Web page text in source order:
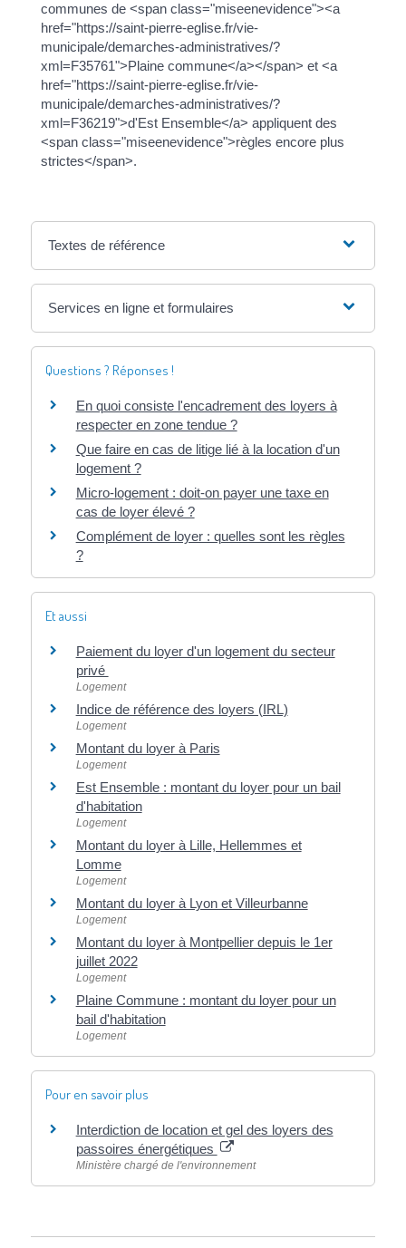
communes de <span class="miseenevidence"><a
href="https://saint-pierre-eglise.fr/vie-
municipale/demarches-administratives/?
xml=F35761">Plaine commune</a></span> et <a
href="https://saint-pierre-eglise.fr/vie-
municipale/demarches-administratives/?
xml=F36219">d'Est Ensemble</a> appliquent des
<span class="miseenevidence">règles encore plus
strictes</span>.
Textes de référence
Services en ligne et formulaires
Questions ? Réponses !
En quoi consiste l'encadrement des loyers à
respecter en zone tendue ?
Que faire en cas de litige lié à la location d'un
logement ?
Micro-logement : doit-on payer une taxe en
cas de loyer élevé ?
Complément de loyer : quelles sont les règles
?
Et aussi
Paiement du loyer d'un logement du secteur
privé
Logement
Indice de référence des loyers (IRL)
Logement
Montant du loyer à Paris
Logement
Est Ensemble : montant du loyer pour un bail
d'habitation
Logement
Montant du loyer à Lille, Hellemmes et
Lomme
Logement
Montant du loyer à Lyon et Villeurbanne
Logement
Montant du loyer à Montpellier depuis le 1er
juillet 2022
Logement
Plaine Commune : montant du loyer pour un
bail d'habitation
Logement
Pour en savoir plus
Interdiction de location et gel des loyers des
passoires énergétiques
Ministère chargé de l'environnement